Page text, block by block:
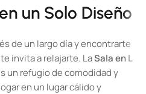
un Solo Diseño
de un largo día y encontrarte
invita a relajarte. LaSala en L
un refugio de comodidad y
en un lugar cálido y